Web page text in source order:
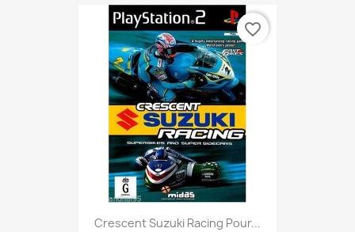
Crescent Suzuki Racing Pour...
favorite_border